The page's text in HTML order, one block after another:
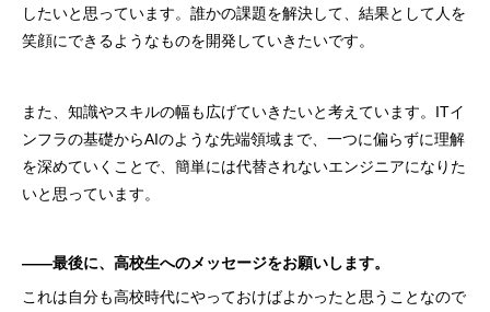
したいと思っています。誰かの課題を解決して、結果として人を
笑顔にできるようなものを開発していきたいです。
また、知識やスキルの幅も広げていきたいと考えています。ITイ
ンフラの基礎からAIのような先端領域まで、一つに偏らずに理解
を深めていくことで、簡単には代替されないエンジニアになりた
いと思っています。
――最後に、高校生へのメッセージをお願いします。
これは自分も高校時代にやっておけばよかったと思うことなので